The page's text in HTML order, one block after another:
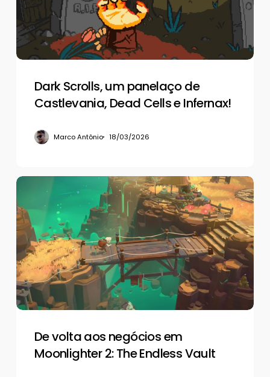
Castlevania,
Dead
Cells
e
Dark Scrolls, um panelaço de
Castlevania, Dead Cells e Infernax!
Marco Antônio 18/03/2026
De
volta
aos
negócios
em
Moonlighter
2:
The
Endless
De volta aos negócios em
Moonlighter 2: The Endless Vault